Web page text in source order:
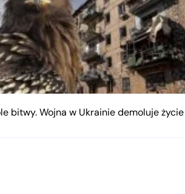
bitwy. Wojna w Ukrainie demoluje